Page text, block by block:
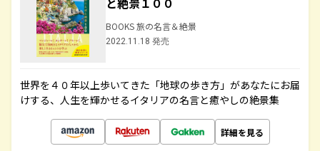
BOOKS 旅の名言＆絶景
2022.11.18 発売
世界を４０年以上歩いてきた「地球の歩き方」があなたにお届
けする、人生を輝かせるイタリアの名言と癒やしの絶景集
詳細を見る